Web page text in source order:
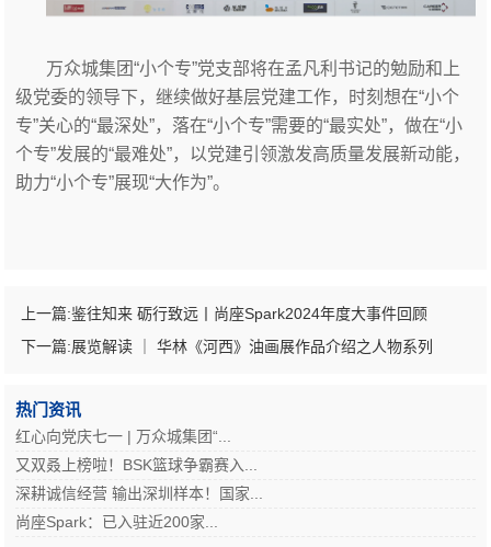
万众城集团“小个专”党支部将在孟凡利书记的勉励和上
级党委的领导下，继续做好基层党建工作，时刻想在“小个
专”关心的“最深处”，落在“小个专”需要的“最实处”，做在“小
个专”发展的“最难处”，以党建引领激发高质量发展新动能，
助力“小个专”展现“大作为”。
上一篇:鉴往知来 砺行致远丨尚座Spark2024年度大事件回顾
下一篇:展览解读 ｜ 华林《河西》油画展作品介绍之人物系列
热门资讯
红心向党庆七一 | 万众城集团“...
又双叒上榜啦！BSK篮球争霸赛入...
深耕诚信经营 输出深圳样本！国家...
尚座Spark：已入驻近200家...